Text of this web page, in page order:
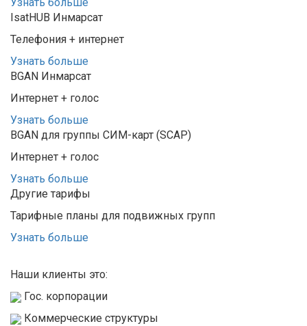
IsatHUB Инмарсат
Телефония + интернет
Узнать больше
BGAN Инмарсат
Интернет + голос
Узнать больше
BGAN для группы СИМ-карт (SCAP)
Интернет + голос
Узнать больше
Другие тарифы
Тарифные планы для подвижных групп
Узнать больше
Наши клиенты это:
Гос. корпорации
Коммерческие структуры